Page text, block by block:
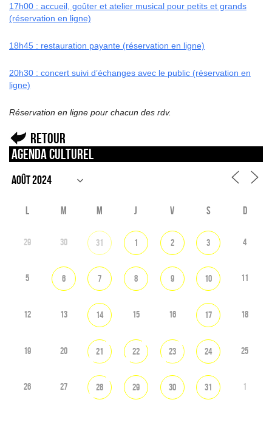
17h00 : accueil, goûter et atelier musical pour petits et grands
(réservation en ligne)
18h45 : restauration payante (réservation en ligne)
20h30 : concert suivi d’échanges avec le public (réservation en
ligne)
Réservation en ligne pour chacun des rdv.
Retour
Agenda culturel
L M M J V S D
29 30 31 1 2 3 4
5 6 7 8 9 10 11
12 13 14 15 16 17 18
19 20 21 22 23 24 25
26 27 28 29 30 31 1